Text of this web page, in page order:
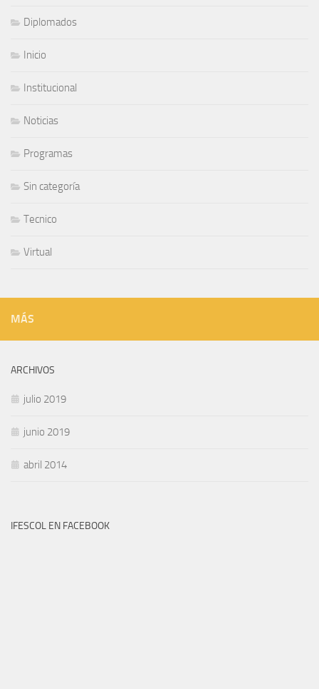
Diplomados
Inicio
Institucional
Noticias
Programas
Sin categoría
Tecnico
Virtual
MÁS
ARCHIVOS
julio 2019
junio 2019
abril 2014
IFESCOL EN FACEBOOK